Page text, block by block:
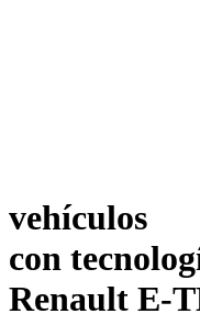
vehículos
con
Renault E-